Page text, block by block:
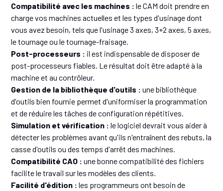
Compatibilité avec les machines : le CAM doit prendre en
charge vos machines actuelles et les types d'usinage dont
vous avez besoin, tels que l'usinage 3 axes, 3+2 axes, 5 axes,
le tournage ou le tournage-fraisage.
Post-processeurs : il est indispensable de disposer de
post-processeurs fiables. Le résultat doit être adapté à la
machine et au contrôleur.
Gestion de la bibliothèque d'outils : une bibliothèque
d'outils bien fournie permet d'uniformiser la programmation
et de réduire les tâches de configuration répétitives.
Simulation et vérification : le logiciel devrait vous aider à
détecter les problèmes avant qu'ils n'entraînent des rebuts, la
casse d'outils ou des temps d'arrêt des machines.
Compatibilité CAO : une bonne compatibilité des fichiers
facilite le travail sur les modèles des clients.
Facilité d'édition : les programmeurs ont besoin de